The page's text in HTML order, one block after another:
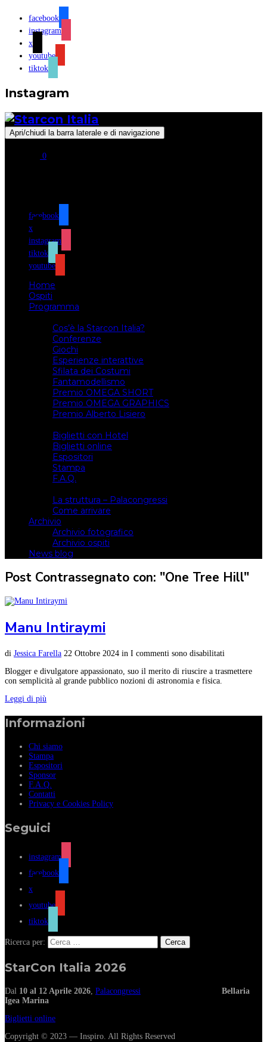
facebook
instagram
x
youtube
tiktok
Instagram
Apri/chiudi la barra laterale e di navigazione
0
facebook
x
instagram
tiktok
youtube
Home
Ospiti
Programma
Cos’è la Starcon Italia?
Conferenze
Giochi
Esperienze interattive
Sfilata dei Costumi
Fantamodellismo
Premio OMEGA SHORT
Premio OMEGA GRAPHICS
Premio Alberto Lisiero
Biglietti con Hotel
Biglietti online
Espositori
Stampa
F.A.Q.
La struttura – Palacongressi
Come arrivare
Archivio
Archivio fotografico
Archivio ospiti
News blog
Post Contrassegnato con: "One Tree Hill"
Manu Intiraymi
di Jessica Farella 22 Ottobre 2024 in I commenti sono disabilitati
Blogger e divulgatore appassionato, suo il merito di riuscire a trasmettere
con semplicità al grande pubblico nozioni di astronomia e fisica.
Leggi di più
Informazioni
Chi siamo
Stampa
Espositori
Sponsor
F.A.Q.
Contatti
Privacy e Cookies Policy
Seguici
instagram
facebook
x
youtube
tiktok
Ricerca per:
StarCon Italia 2026
Dal 10 al 12 Aprile 2026 Palacongressi
Bellaria
Igea Marina
Biglietti online
Copyright © 2023 — Inspiro. All Rights Reserved